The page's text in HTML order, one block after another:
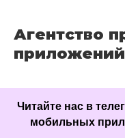
Агентство
приложений
Читайте нас в
мобильных